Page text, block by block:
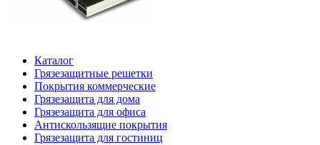
Каталог
Грязезащитные решетки
Покрытия коммерческие
Грязезащита для дома
Грязезащита для офиса
Антискользящие покрытия
Грязезащита для гостиниц